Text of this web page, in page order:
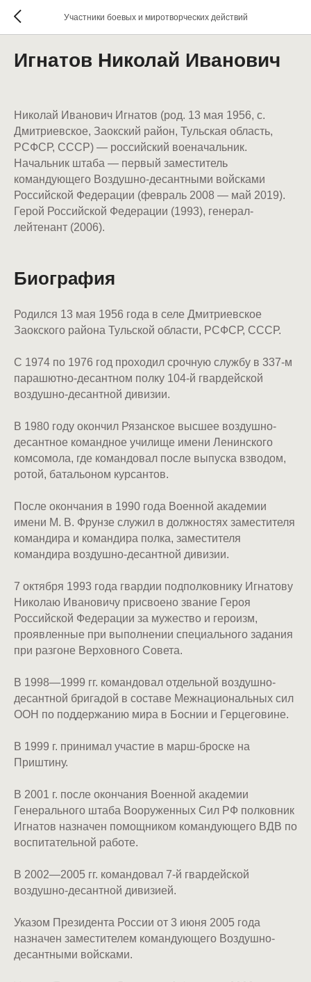
Участники боевых и миротворческих действий
Игнатов Николай Иванович
Николай Иванович Игнатов (род. 13 мая 1956, с.
Дмитриевское, Заокский район, Тульская область,
РСФСР, СССР) — российский военачальник.
Начальник штаба — первый заместитель
командующего Воздушно-десантными войсками
Российской Федерации (февраль 2008 — май 2019).
Герой Российской Федерации (1993), генерал-
лейтенант (2006).
Биография
Родился 13 мая 1956 года в селе Дмитриевское
Заокского района Тульской области, РСФСР, СССР.
С 1974 по 1976 год проходил срочную службу в 337-м
парашютно-десантном полку 104-й гвардейской
воздушно-десантной дивизии.
В 1980 году окончил Рязанское высшее воздушно-
десантное командное училище имени Ленинского
комсомола, где командовал после выпуска взводом,
ротой, батальоном курсантов.
После окончания в 1990 года Военной академии
имени М. В. Фрунзе служил в должностях заместителя
командира и командира полка, заместителя
командира воздушно-десантной дивизии.
7 октября 1993 года гвардии подполковнику Игнатову
Николаю Ивановичу присвоено звание Героя
Российской Федерации за мужество и героизм,
проявленные при выполнении специального задания
при разгоне Верховного Совета.
В 1998—1999 гг. командовал отдельной воздушно-
десантной бригадой в составе Межнациональных сил
ООН по поддержанию мира в Боснии и Герцеговине.
В 1999 г. принимал участие в марш-броске на
Приштину.
В 2001 г. после окончания Военной академии
Генерального штаба Вооруженных Сил РФ полковник
Игнатов назначен помощником командующего ВДВ по
воспитательной работе.
В 2002—2005 гг. командовал 7-й гвардейской
воздушно-десантной дивизией.
Указом Президента России от 3 июня 2005 года
назначен заместителем командующего Воздушно-
десантными войсками.